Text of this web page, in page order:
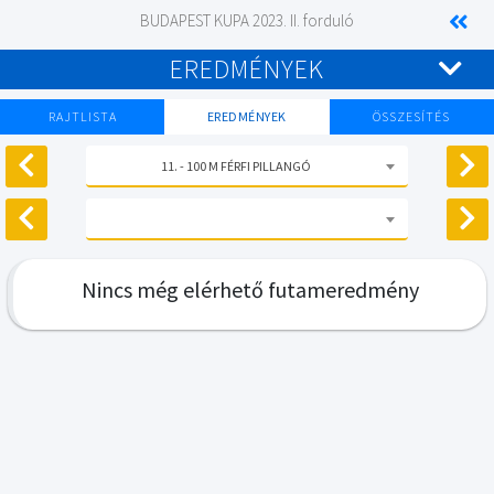
BUDAPEST KUPA 2023. II. forduló
EREDMÉNYEK
RAJTLISTA EREDMÉNYEK ÖSSZESÍTÉS
11. - 100 M FÉRFI PILLANGÓ
Nincs még elérhető futameredmény